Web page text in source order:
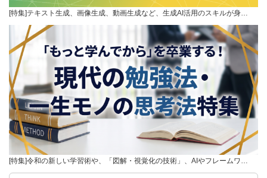
[特集]テキスト生成、画像生成、動画生成など、生成AI活用のスキルが身…
[特集]令和の新しい学習術や、「図解・視覚化の技術」、AIやフレームワ…